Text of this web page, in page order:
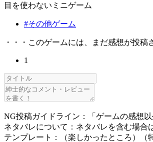
目を使わないミニゲーム
#その他ゲーム
・・・このゲームには、まだ感想が投
1
NG投稿ガイドライン：「ゲームの感想
ネタバレについて：ネタバレを含む場合
テンプレート：（楽しかったところ）（